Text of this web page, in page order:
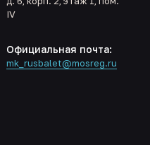
IV
Официальная почта:
mk_rusbalet@mosreg.ru